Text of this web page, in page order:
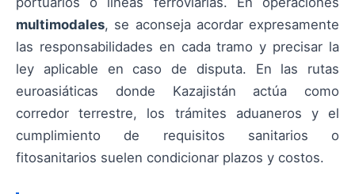
multimodales, se aconseja acordar expresamente
las responsabilidades en cada tramo y precisar la
ley aplicable en caso de disputa. En las rutas
euroasiáticas donde Kazajistán actúa como
corredor terrestre, los trámites aduaneros y el
cumplimiento de requisitos sanitarios o
fitosanitarios suelen condicionar plazos y costos.